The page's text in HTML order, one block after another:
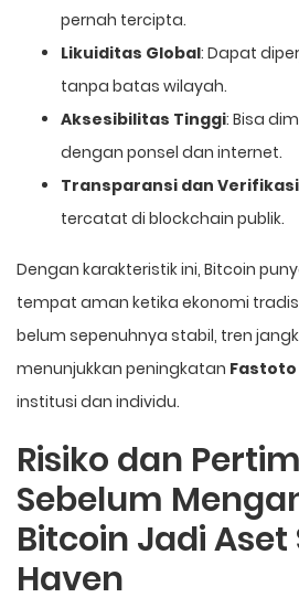
pernah tercipta.
Likuiditas Global: Dapat
tanpa batas wilayah.
Aksesibilitas Tinggi: Bisa
dengan ponsel dan internet.
Transparansi dan Verifikasi
tercatat di blockchain publik.
Dengan karakteristik ini, Bitcoin
tempat aman ketika ekonomi
belum sepenuhnya stabil, tren
menunjukkan peningkatan Fastoto
institusi dan individu.
Risiko dan
Sebelum
Bitcoin Jadi Aset
Haven